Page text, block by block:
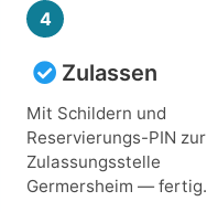
4
Zulassen
Mit Schildern und
Reservierungs-PIN zur
Zulassungsstelle
Germersheim — fertig.